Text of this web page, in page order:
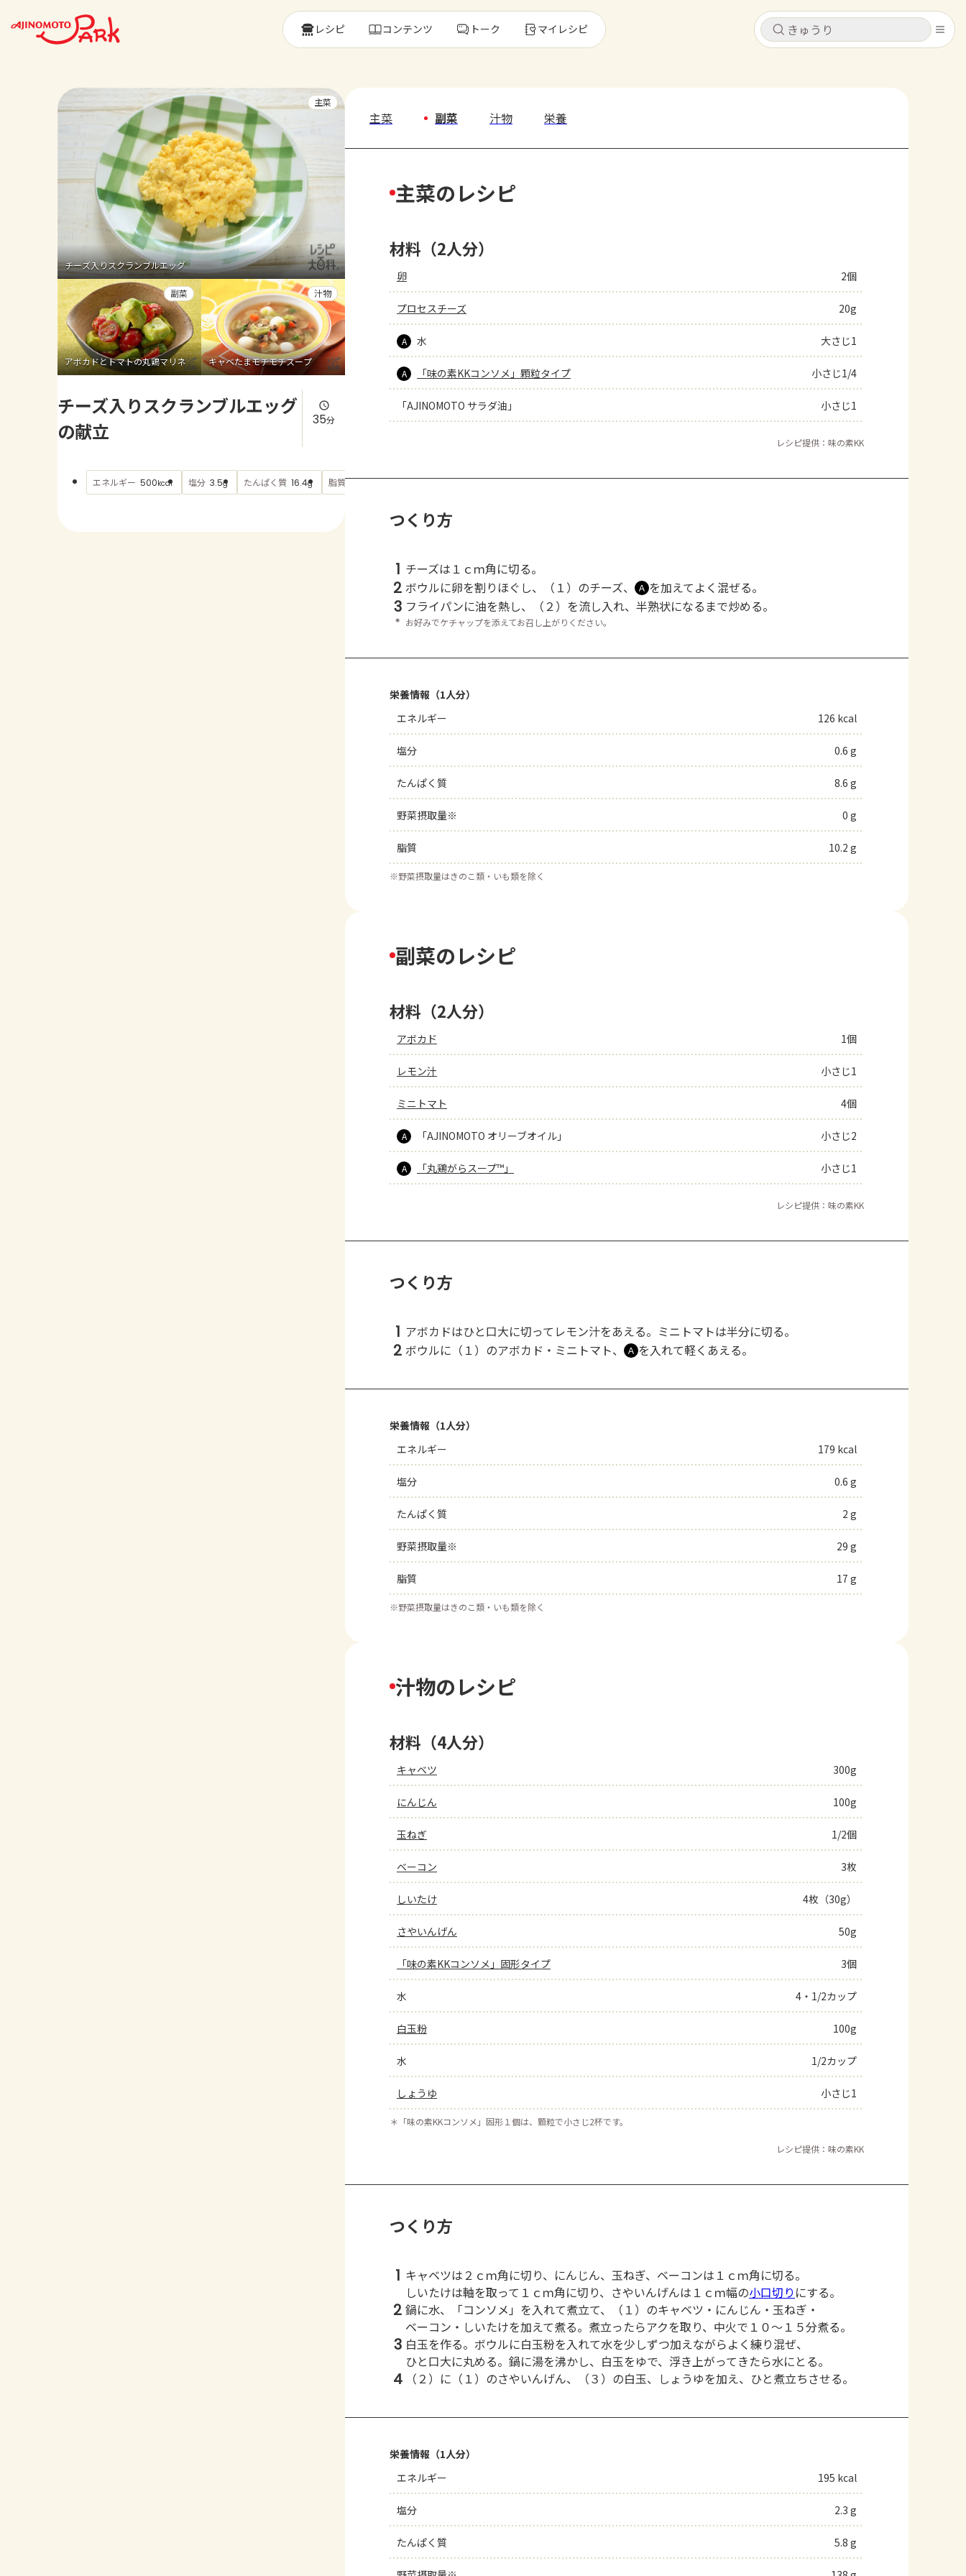
キャンセル
よくあるお問い合わせ
お買い物
キャンセル
レシピ コンテンツ トーク マイレシピ
チーズ入りスクランブルエッグ
主菜
アボカドとトマトの丸鶏マリネ
副菜
キャベたまモチモチスープ
汁物
チーズ入りスクランブルエッグ
の献立
35分
エネルギー 500kcal 塩分 3.5g たんぱく質 16.4g 脂質 33.8 もっと見る
主菜 副菜 汁物 栄養
主菜のレシピ
材料（2人分）
卵 2個
プロセスチーズ 20g
A 水 大さじ1
A 「味の素KKコンソメ」顆粒タイプ 小さじ1/4
「AJINOMOTO サラダ油」 小さじ1
レシピ提供：味の素KK
つくり方
1 チーズは１ｃｍ角に切る。
2 ボウルに卵を割りほぐし、（１）のチーズ、 Ａ を加えてよく混ぜる。
3 フライパンに油を熱し、（２）を流し入れ、半熟状になるまで炒める。
＊ お好みでケチャップを添えてお召し上がりください。
栄養情報（1人分）
エネルギー
126 kcal
塩分 0.6 g
たんぱく質 8.6 g
野菜摂取量※ 0 g
脂質 10.2 g
※野菜摂取量はきのこ類・いも類を除く
副菜のレシピ
材料（2人分）
アボカド 1個
レモン汁 小さじ1
ミニトマト 4個
A 「AJINOMOTO オリーブオイル」 小さじ2
A 「丸鶏がらスープ™」 小さじ1
レシピ提供：味の素KK
つくり方
1 アボカドはひと口大に切ってレモン汁をあえる。ミニトマトは半分に切る。
2 ボウルに（１）のアボカド・ミニトマト、 Ａ を入れて軽くあえる。
栄養情報（1人分）
エネルギー
179 kcal
塩分 0.6 g
たんぱく質 2 g
野菜摂取量※ 29 g
脂質 17 g
※野菜摂取量はきのこ類・いも類を除く
汁物のレシピ
材料（4人分）
キャベツ 300g
にんじん 100g
玉ねぎ 1/2個
ベーコン 3枚
しいたけ 4枚（30g）
さやいんげん 50g
「味の素KKコンソメ」固形タイプ 3個
水 4・1/2カップ
白玉粉 100g
水 1/2カップ
しょうゆ 小さじ1
＊ 「味の素KKコンソメ」固形１個は、顆粒で小さじ2杯です。
レシピ提供：味の素KK
つくり方
1 キャベツは２ｃｍ角に切り、にんじん、玉ねぎ、ベーコンは１ｃｍ角に切る。
しいたけは軸を取って１ｃｍ角に切り、さやいんげんは１ｃｍ幅の小口切り にする。
2 鍋に水、「コンソメ」を入れて煮立て、（１）のキャベツ・にんじん・玉ねぎ・
ベーコン・しいたけを加えて煮る。煮立ったらアクを取り、中火で１０～１５分煮る。
3 白玉を作る。ボウルに白玉粉を入れて水を少しずつ加えながらよく練り混ぜ、
ひと口大に丸める。鍋に湯を沸かし、白玉をゆで、浮き上がってきたら水にとる。
4 （２）に（１）のさやいんげん、（３）の白玉、しょうゆを加え、ひと煮立ちさせる。
栄養情報（1人分）
エネルギー
195 kcal
塩分 2.3 g
たんぱく質 5.8 g